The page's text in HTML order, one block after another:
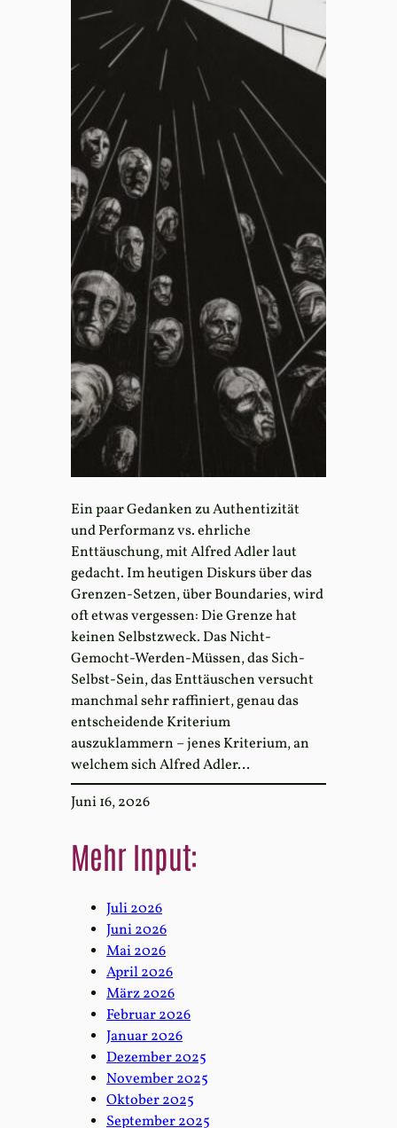
Ein paar Gedanken zu Authentizität
und Performanz vs. ehrliche
Enttäuschung, mit Alfred Adler laut
gedacht. Im heutigen Diskurs über das
Grenzen-Setzen, über Boundaries, wird
oft etwas vergessen: Die Grenze hat
keinen Selbstzweck. Das Nicht-
Gemocht-Werden-Müssen, das Sich-
Selbst-Sein, das Enttäuschen versucht
manchmal sehr raffiniert, genau das
entscheidende Kriterium
auszuklammern – jenes Kriterium, an
welchem sich Alfred Adler…
Juni 16, 2026
Mehr Input:
Juli 2026
Juni 2026
Mai 2026
April 2026
März 2026
Februar 2026
Januar 2026
Dezember 2025
November 2025
Oktober 2025
September 2025